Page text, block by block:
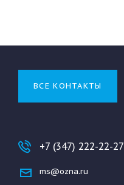
ВСЕ КОНТАКТЫ
+7 (347) 222-22-27
ms@ozna.ru